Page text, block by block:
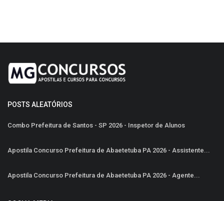
POSTS ALEATÓRIOS
Combo Prefeitura de Santos - SP 2026 - Inspetor de Alunos
Apostila Concurso Prefeitura de Abaetetuba PA 2026 - Assistente...
Apostila Concurso Prefeitura de Abaetetuba PA 2026 - Agente...